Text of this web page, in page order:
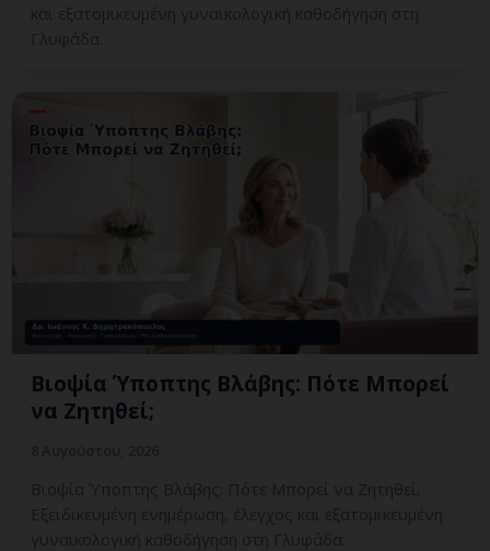
και εξατομικευμένη γυναικολογική καθοδήγηση στη
Γλυφάδα.
Βιοψία Ύποπτης Βλάβης: Πότε Μπορεί
να Ζητηθεί;
Βιοψία Ύποπτης Βλάβης: Πότε Μπορεί να Ζητηθεί;
Εξειδικευμένη ενημέρωση, έλεγχος και εξατομικευμένη
γυναικολογική καθοδήγηση στη Γλυφάδα.